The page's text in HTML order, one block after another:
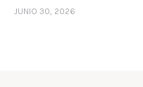
JUNIO 30, 2026